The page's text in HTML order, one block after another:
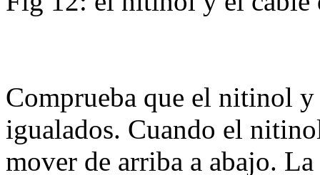
Comprueba que el nitinol y
igualados. Cuando el
mover de arriba a abajo.